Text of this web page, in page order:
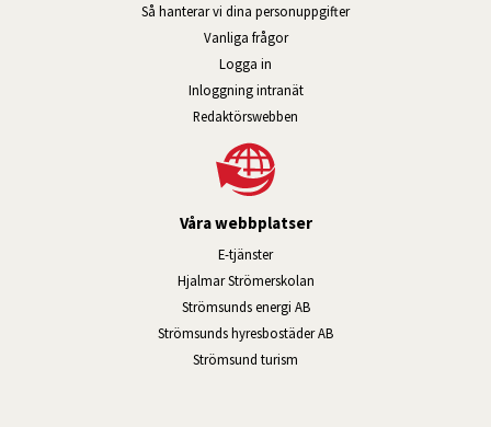
Så hanterar vi dina personuppgifter
Vanliga frågor
Logga in
Inloggning intranätÖppnas i nytt fönster.
Redaktörswebben
Våra webbplatser
E-tjänsterLänk till annan webbplats, öppnas i
Hjalmar StrömerskolanLänk till annan webbplats,
Strömsunds energi ABLänk till annan webbplats,
Strömsunds hyresbostäder ABLänk till annan
Strömsund turism